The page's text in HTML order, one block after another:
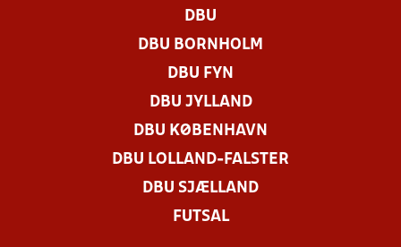
DBU
DBU BORNHOLM
DBU FYN
DBU JYLLAND
DBU KØBENHAVN
DBU LOLLAND-FALSTER
DBU SJÆLLAND
FUTSAL